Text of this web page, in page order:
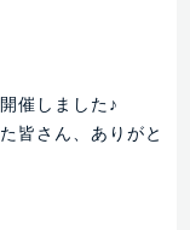
催しました♪
皆さん、ありがと